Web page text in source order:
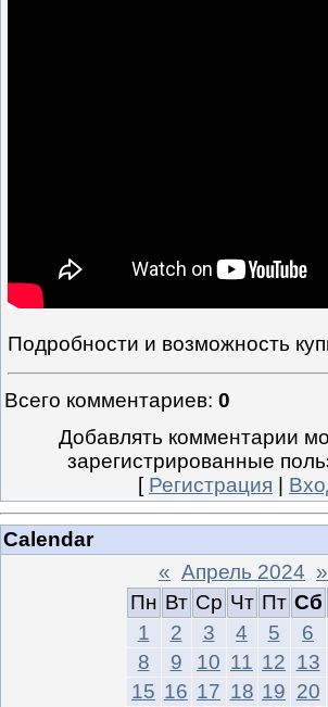
Подробности и возможность
Всего комментариев: 0
Добавлять комментарии
зарегистрированные
[ Регистрация
Calendar
« Апрель 2024 »
Пн Вт Ср Чт Пт Сб
1
2 3 4 5 6
8
9 10 11 12 13
15 16 17 18 19 20